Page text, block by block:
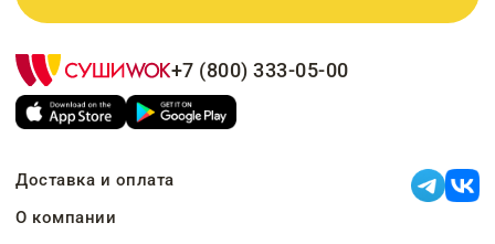
+7 (800) 333-05-00
Доставка и оплата
О компании